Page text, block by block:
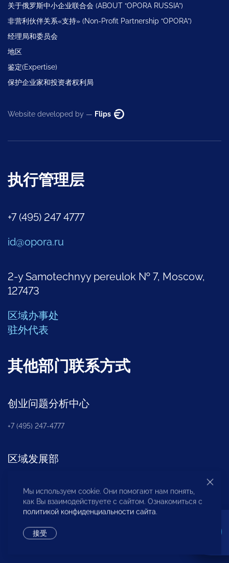
关于俄罗斯中小企业联合会 (ABOUT “OPORA RUSSIA”)
非营利伙伴关系«支持» (Non-Profit Partnership “OPORA”)
经理局和委员会
地区
鉴定(Expertise)
保护企业家和投资者权利局
Website developed by — Flips
执行管理层
+7 (495) 247 4777
id@opora.ru
2-y Samotechnyy pereulok № 7, Moscow,
127473
区域办事处
驻外代表
其他部门联系方式
创业问题分析中心
+7 (495) 247-4777
区域发展部
非营利性合伙机构«OPORA»
+7 (495) 247-4777 (доб. 124)
Мы используем cookie. Они помогают нам понять,
как Вы взаимодействуете с сайтом. Ознакомиться с
политикой конфиденциальности сайта.
接受